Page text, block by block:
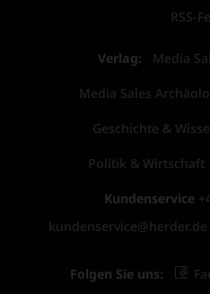
RSS-
Verlag: Media
Media Sales
Geschichte &
Politik & Wirtschaft
Kundenservice
kundenservice@herder.de
Folgen Sie uns: